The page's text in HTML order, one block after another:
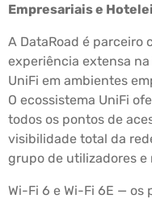
Empresariais e
A DataRoad é parceiro
experiência extensa
UniFi em ambientes
O ecossistema UniFi
todos os pontos de
visibilidade total da
grupo de utilizadores e
Wi-Fi 6 e Wi-Fi 6E — os